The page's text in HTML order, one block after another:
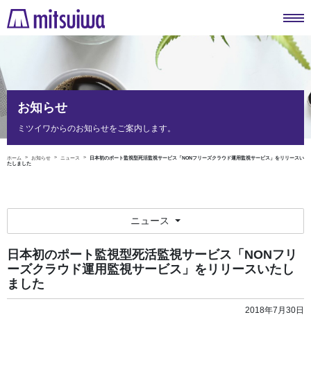
ホーム お知らせ ニュース
日本初のポート監視型死活監視サービス「NONフリーズクラウド運用監視サービス」をリリースい
たしました
お知らせ
ミツイワからのお知らせをご案内します。
日本初のポート監視型死活監視サービス「NONフリ
ーズクラウド運用監視サービス」をリリースいたし
ました
2018年7月30日
ニュース